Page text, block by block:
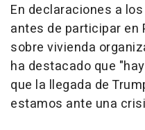
En declaraciones a
antes de participar en
sobre vivienda
ha destacado que
que la llegada de
estamos ante una